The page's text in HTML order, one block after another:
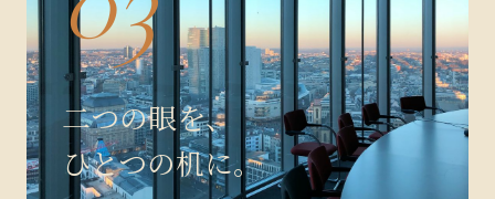
二つの眼を、
ひとつの机に。